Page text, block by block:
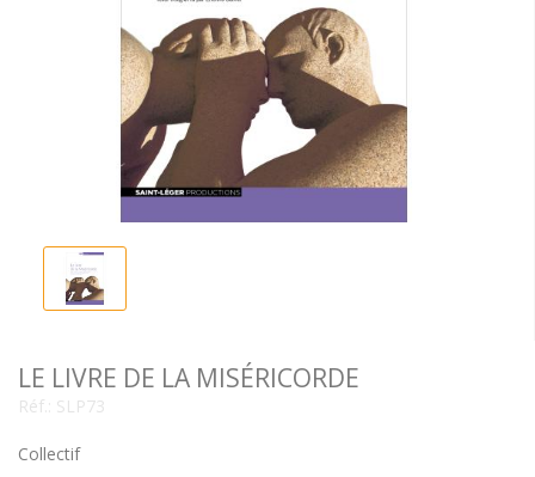
LE LIVRE DE LA MISÉRICORDE
Réf.: SLP73
Collectif